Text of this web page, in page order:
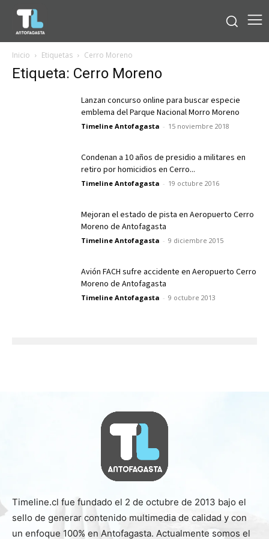
Inicio Etiquetas Cerro Moreno
Etiqueta: Cerro Moreno
Lanzan concurso online para buscar especie
emblema del Parque Nacional Morro Moreno
Timeline Antofagasta - 15 noviembre 2018
Condenan a 10 años de presidio a militares en
retiro por homicidios en Cerro...
Timeline Antofagasta - 19 octubre 2016
Mejoran el estado de pista en Aeropuerto Cerro
Moreno de Antofagasta
Timeline Antofagasta - 9 diciembre 2015
Avión FACH sufre accidente en Aeropuerto Cerro
Moreno de Antofagasta
Timeline Antofagasta - 9 octubre 2013
Timeline.cl fue fundado el 2 de octubre de 2013 bajo el
sello de generar contenido multimedia de calidad y con
un enfoque 100% en Antofagasta. Actualmente somos el